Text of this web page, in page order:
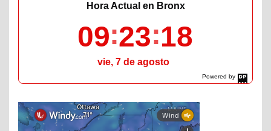
Powered by
DaysPedia.com
Hora Actual en Bronx
09 23 19
vie, 7 de agosto